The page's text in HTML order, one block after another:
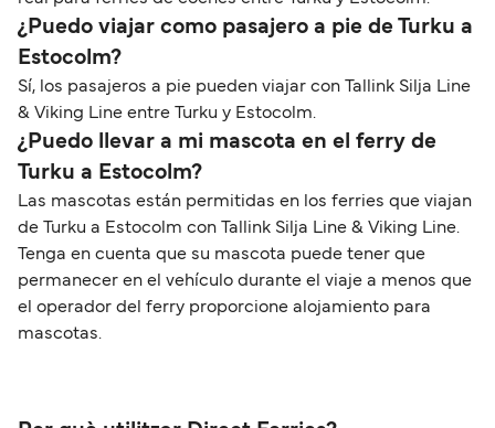
¿Puedo viajar como pasajero a pie de Turku a
Estocolm?
Sí, los pasajeros a pie pueden viajar con Tallink Silja Line
& Viking Line entre Turku y Estocolm.
¿Puedo llevar a mi mascota en el ferry de
Turku a Estocolm?
Las mascotas están permitidas en los ferries que viajan
de Turku a Estocolm con Tallink Silja Line & Viking Line.
Tenga en cuenta que su mascota puede tener que
permanecer en el vehículo durante el viaje a menos que
el operador del ferry proporcione alojamiento para
mascotas.